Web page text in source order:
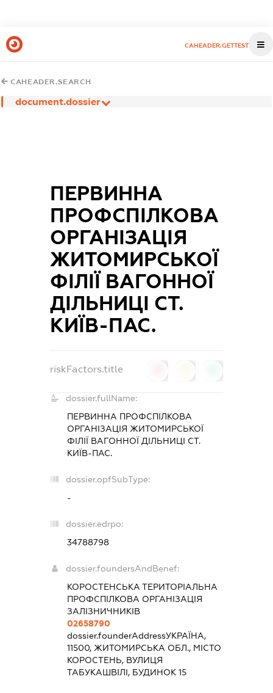
CAHEADER.GETTEST
CAHEADER.SEARCH
document.dossier
ПЕРВИННА
ПРОФСПІЛКОВА
ОРГАНІЗАЦІЯ
ЖИТОМИРСЬКОЇ
ФІЛІЇ ВАГОННОЇ
ДІЛЬНИЦІ СТ.
КИЇВ-ПАС.
riskFactors.title
dossier.fullName:
ПЕРВИННА ПРОФСПІЛКОВА
ОРГАНІЗАЦІЯ ЖИТОМИРСЬКОЇ
ФІЛІЇ ВАГОННОЇ ДІЛЬНИЦІ СТ.
КИЇВ-ПАС.
dossier.opfSubType:
-
dossier.edrpo:
34788798
dossier.foundersAndBenef:
КОРОСТЕНСЬКА ТЕРИТОРІАЛЬНА
ПРОФСПІЛКОВА ОРГАНІЗАЦІЯ
ЗАЛІЗНИЧНИКІВ
02658790
dossier.founderAddressУКРАЇНА,
11500, ЖИТОМИРСЬКА ОБЛ., МІСТО
КОРОСТЕНЬ, ВУЛИЦЯ
ТАБУКАШВІЛІ, БУДИНОК 15